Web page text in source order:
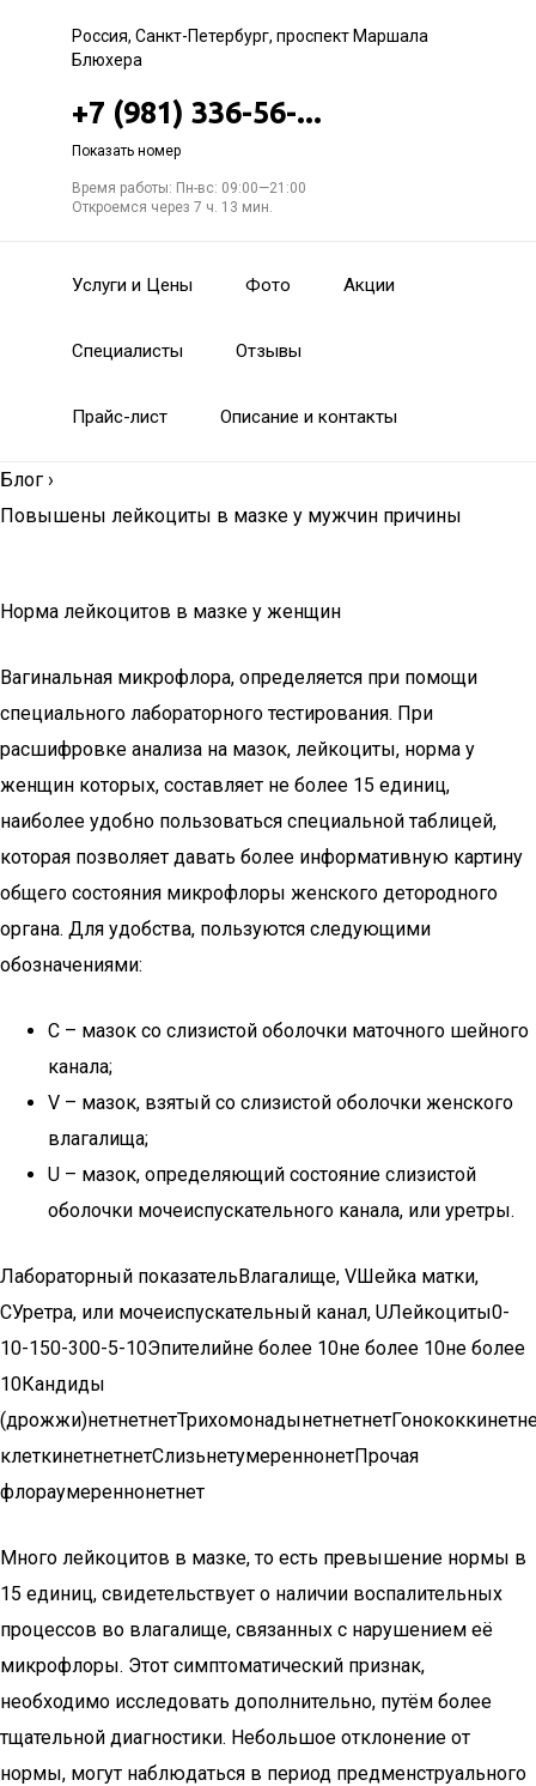
Россия, Санкт-Петербург, проспект Маршала
Блюхера
+7 (981) 336-56-...
Показать номер
Время работы: Пн-вс: 09:00—21:00
Откроемся через 7 ч. 13 мин.
Услуги и Цены Фото Акции
Специалисты Отзывы
Прайс-лист Описание и контакты
Блог ›
Повышены лейкоциты в мазке у мужчин причины
Норма лейкоцитов в мазке у женщин
Вагинальная микрофлора, определяется при помощи
специального лабораторного тестирования. При
расшифровке анализа на мазок, лейкоциты, норма у
женщин которых, составляет не более 15 единиц,
наиболее удобно пользоваться специальной таблицей,
которая позволяет давать более информативную картину
общего состояния микрофлоры женского детородного
органа. Для удобства, пользуются следующими
обозначениями:
C – мазок со слизистой оболочки маточного шейного
канала;
V – мазок, взятый со слизистой оболочки женского
влагалища;
U – мазок, определяющий состояние слизистой
оболочки мочеиспускательного канала, или уретры.
Лабораторный показательВлагалище, VШейка матки,
СУретра, или мочеиспускательный канал, UЛейкоциты0-
10-150-300-5-10Эпителийне более 10не более 10не более
10Кандиды
клеткинетнетнетСлизьнетумереннонетПрочая
флораумереннонетнет
Много лейкоцитов в мазке, то есть превышение нормы в
15 единиц, свидетельствует о наличии воспалительных
процессов во влагалище, связанных с нарушением её
микрофлоры. Этот симптоматический признак,
необходимо исследовать дополнительно, путём более
тщательной диагностики. Небольшое отклонение от
нормы, могут наблюдаться в период предменструального